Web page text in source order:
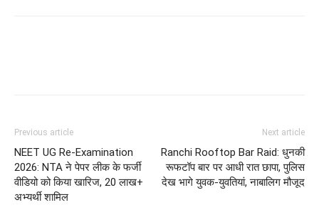
Previous article
NEET UG Re-Examination
2026: NTA ने पेपर लीक के फर्जी
वीडियो को किया खारिज, 20 लाख+
अभ्यर्थी शामिल
Next article
Ranchi Rooftop Bar Raid: धुनकी
रूफटॉप बार पर आधी रात छापा, पुलिस
देख भागे युवक-युवतियां, नाबालिग मौजूद